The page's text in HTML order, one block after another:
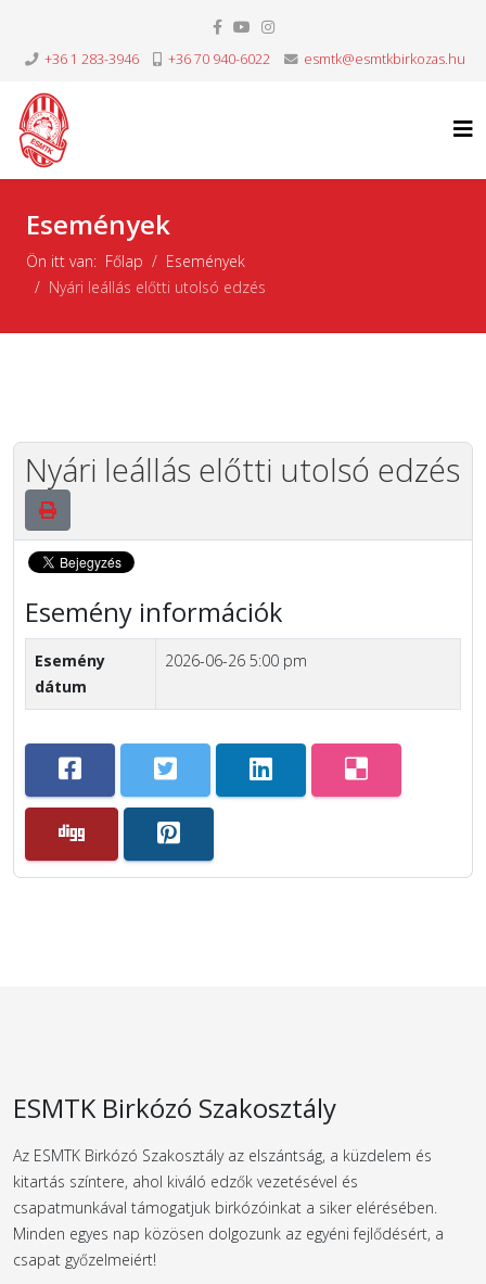
+36 1 283-3946 +36 70 940-6022 esmtk@esmtkbirkozas.hu
Események
Ön itt van: Főlap
Események
Nyári leállás előtti utolsó edzés
Nyári leállás előtti utolsó edzés
Esemény információk
Esemény
dátum
2026-06-26 5:00 pm
ESMTK Birkózó Szakosztály
Az ESMTK Birkózó Szakosztály az elszántság, a küzdelem és
kitartás színtere, ahol kiváló edzők vezetésével és
csapatmunkával támogatjuk birkózóinkat a siker elérésében.
Minden egyes nap közösen dolgozunk az egyéni fejlődésért, a
csapat győzelmeiért!